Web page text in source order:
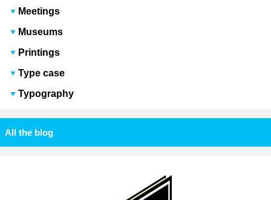
Meetings
Museums
Printings
Type case
Typography
All the blog